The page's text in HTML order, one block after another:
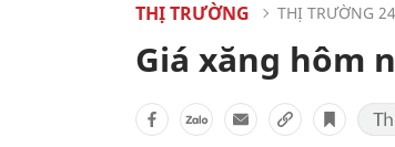
THỊ TRƯỜNG THỊ TRƯỜNG
Giá xăng hôm